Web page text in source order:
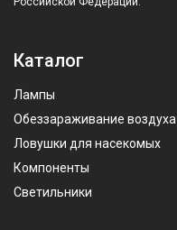
Каталог
Лампы
Обеззараживание воздуха
Ловушки для насекомых
Компоненты
Светильники